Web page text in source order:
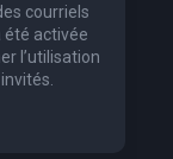
courriels
été activée
l’utilisation